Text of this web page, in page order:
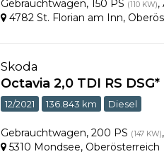
Gebrauchtwagen,150 PS (110 KW),
4782 St. Florian am Inn,
Skoda
Octavia 2,0 TDI RS
12/2021 136.843 km Diesel
Gebrauchtwagen,200 PS (147 KW)
5310 Mondsee, Oberösterreich